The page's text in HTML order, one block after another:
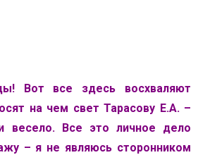
Вот все здесь восхваляют
на чем свет Тарасову Е.А. –
весело. Все это личное дело
– я не являюсь сторонником